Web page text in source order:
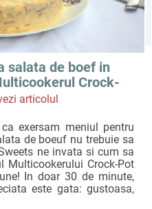
salata de boef in
Crock-
articolul
exersam meniul pentru
de boeuf nu trebuie sa
ne invata si cum sa
Multicookerului Crock-Pot
In doar 30 de minute,
este gata: gustoasa,